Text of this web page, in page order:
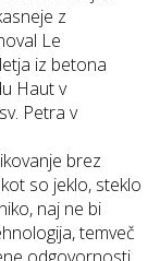
z
Le
iz betona
Hautv
sv. Petra v
brez
so jeklo, steklo
naj ne bi
temveč